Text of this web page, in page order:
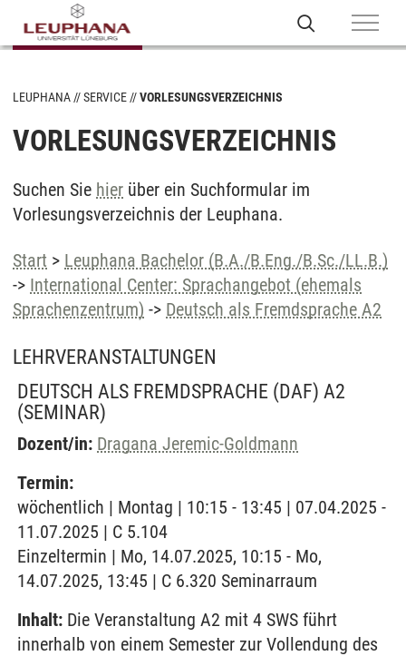
LEUPHANA SERVICE VORLESUNGSVERZEICHNIS
VORLESUNGSVERZEICHNIS
Suchen Sie hier über ein Suchformular im
Vorlesungsverzeichnis der Leuphana.
Start > Leuphana Bachelor (B.A./B.Eng./B.Sc./LL.B.)
-> International Center: Sprachangebot (ehemals
Sprachenzentrum) -> Deutsch als Fremdsprache A2
LEHRVERANSTALTUNGEN
DEUTSCH ALS FREMDSPRACHE (DAF) A2
(SEMINAR)
Dozent/in: Dragana Jeremic-Goldmann
Termin:
wöchentlich | Montag | 10:15 - 13:45 | 07.04.2025 -
11.07.2025 | C 5.104
Einzeltermin | Mo, 14.07.2025, 10:15 - Mo,
14.07.2025, 13:45 | C 6.320 Seminarraum
Inhalt: Die Veranstaltung A2 mit 4 SWS führt
innerhalb von einem Semester zur Vollendung des